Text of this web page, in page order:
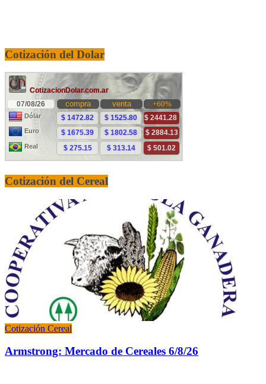
Cotización del Dolar
Cotización del Cereal
Cotización Cereal
Armstrong: Mercado de Cereales 6/8/26